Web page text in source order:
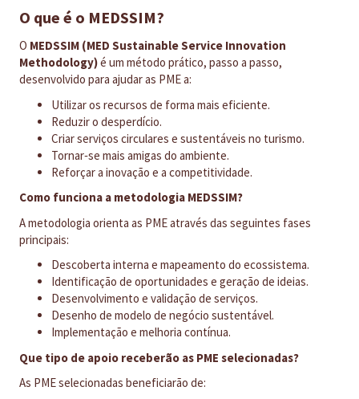
O que é o MEDSSIM?
O MEDSSIM (MED Sustainable Service Innovation
Methodology)é um método prático, passo a passo,
desenvolvido para ajudar as PME a:
Utilizar os recursos de forma mais eficiente.
Reduzir o desperdício.
Criar serviços circulares e sustentáveis no turismo.
Tornar‑se mais amigas do ambiente.
Reforçar a inovação e a competitividade.​
Como funciona a metodologia MEDSSIM?
A metodologia orienta as PME através das seguintes fases
principais:
Descoberta interna e mapeamento do ecossistema.
Identificação de oportunidades e geração de ideias.
Desenvolvimento e validação de serviços.
Desenho de modelo de negócio sustentável.
Implementação e melhoria contínua.
Que tipo de apoio receberão as PME selecionadas?
As PME selecionadas beneficiarão de: